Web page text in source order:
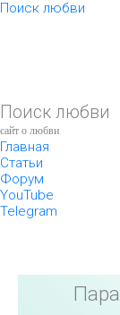
Перейти
Поиск любви
Поиск любви
сайт о любви
Главная
Статьи
Форум
YouTube
Telegram